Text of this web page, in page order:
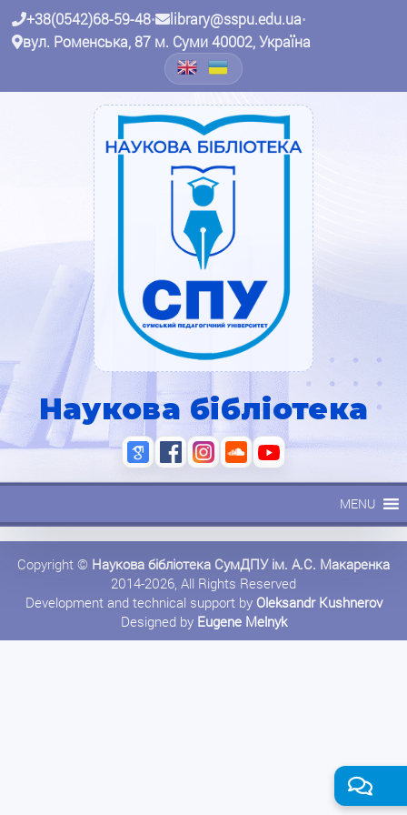
+38(0542)68-59-48• library@sspu.edu.ua•
вул. Роменська, 87 м. Суми 40002, Україна
Наукова бібліотека
MENU
Copyright © Наукова бібліотека СумДПУ ім. А.С. Макаренка
2014-2026, All Rights Reserved
Development and technical support by Oleksandr Kushnerov
Designed by Eugene Melnyk